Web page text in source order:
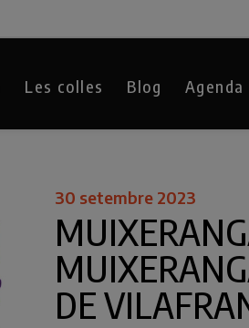
Les colles Blog Agenda
30 setembre 2023
DE